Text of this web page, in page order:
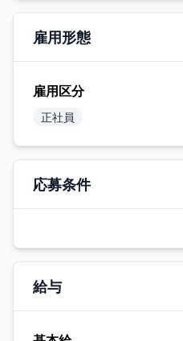
雇用形態
雇用区分
正社員
応募条件
給与